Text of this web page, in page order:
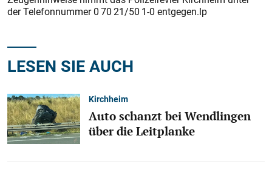
der Telefonnummer 0 70 21/50 1-0 entgegen.lp
LESEN SIE AUCH
Kirchheim
Auto schanzt bei Wendlingen
über die Leitplanke